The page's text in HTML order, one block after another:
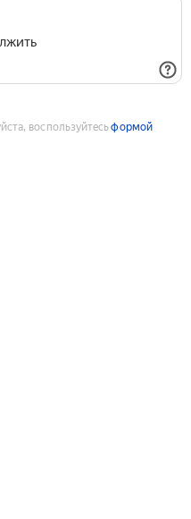
воспользуйтесьформой